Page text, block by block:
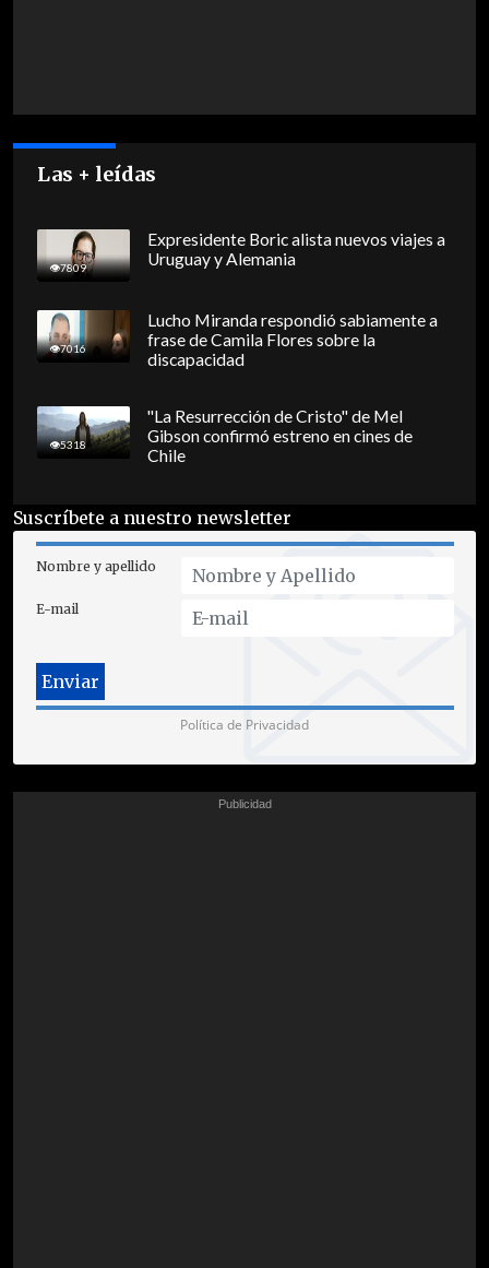
Las + leídas
7809
Expresidente Boric alista nuevos viajes a
Uruguay y Alemania
7016
Lucho Miranda respondió sabiamente a
frase de Camila Flores sobre la
discapacidad
5318
"La Resurrección de Cristo" de Mel
Gibson confirmó estreno en cines de
Chile
Suscríbete a nuestro newsletter
Nombre y apellido
E-mail
Política de Privacidad